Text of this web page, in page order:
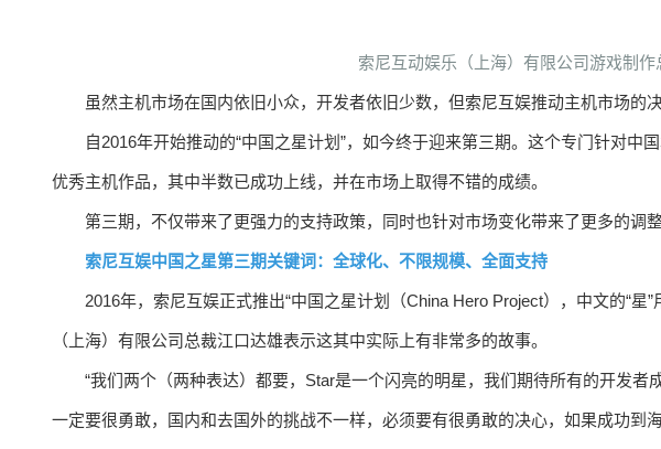
索尼互动娱乐（上海）有限公司游戏制作
虽然主机市场在国内依旧小众，开发者依旧少数，但索尼互娱推动主机市场的
自2016年开始推动的“中国之星计划”，如今终于迎来第三期。这个专门针对中
优秀主机作品，其中半数已成功上线，并在市场上取得不错的成绩。
第三期，不仅带来了更强力的支持政策，同时也针对市场变化带来了更多的调整
索尼互娱中国之星第三期关键词：全球化、不限规模、全面支持
2016年，索尼互娱正式推出“中国之星计划（China Hero Project），中文的“星”
（上海）有限公司总裁江口达雄表示这其中实际上有非常多的故事。
“我们两个（两种表达）都要，Star是一个闪亮的明星，我们期待所有的开发者
一定要很勇敢，国内和去国外的挑战不一样，必须要有很勇敢的决心，如果成功到